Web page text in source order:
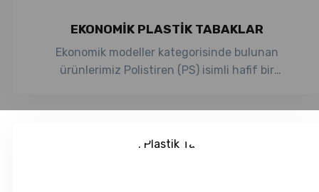
EKONOMIK PLASTIK TABAKLAR
Ekonomik modeller kategorisinde bulunan
ürünlerimiz Polistiren (PS) isimli hafif bir